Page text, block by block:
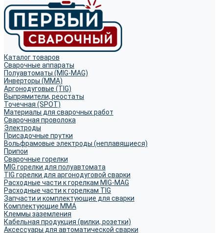
Каталог товаров
Сварочные аппараты
Полуавтоматы (MIG-MAG)
Инверторы (MMA)
Аргонодуговые (TIG)
Выпрямители, реостаты
Точечная (SPOT)
Материалы для сварочных работ
Сварочная проволока
Электроды
Присадочные прутки
Вольфрамовые электроды (неплавящиеся)
Припои
Сварочные горелки
MIG горелки для полуавтомата
TIG горелки для аргонодуговой сварки
Расходные части к горелкам MIG-MAG
Расходные части к горелкам TIG
Запчасти и комплектующие для сварки
Комплектующие ММА
Клеммы заземления
Кабельная продукция (вилки, розетки)
Аксессуары для автоматической сварки